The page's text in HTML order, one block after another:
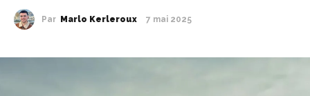
Par Marlo Kerleroux 7 mai 2025